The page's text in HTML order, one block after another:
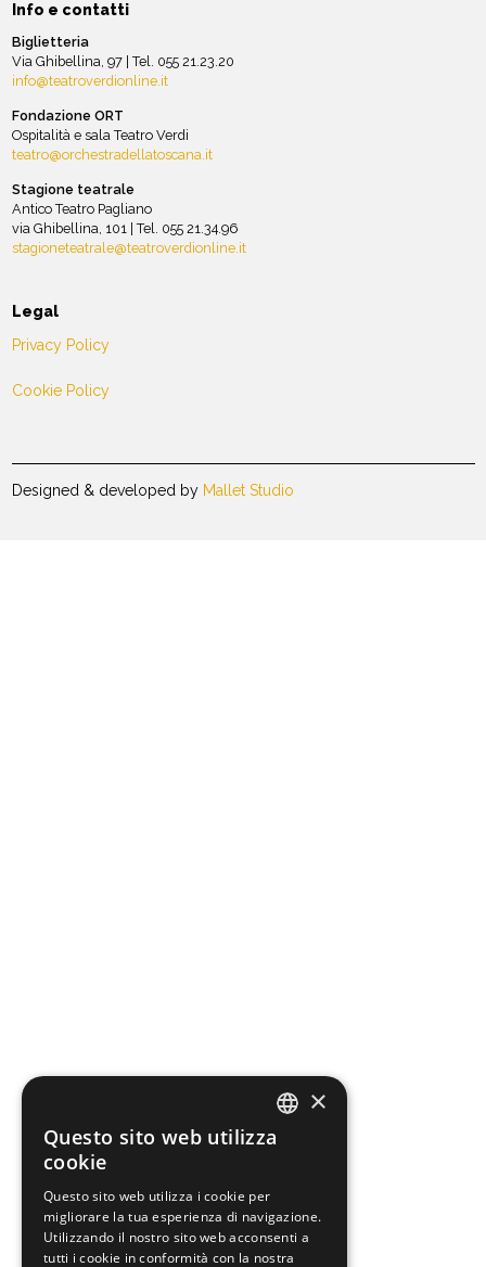
Info e contatti
Biglietteria
Via Ghibellina, 97 | Tel. 055 21.23.20
info@teatroverdionline.it
Fondazione ORT
Ospitalità e sala Teatro Verdi
teatro@orchestradellatoscana.it
Stagione teatrale
Antico Teatro Pagliano
via Ghibellina, 101 | Tel. 055 21.34.96
stagioneteatrale@teatroverdionline.it
Legal
Privacy Policy
Cookie Policy
Designed & developed by Mallet Studio
×
Questo sito web utilizza
cookie
Questo sito web utilizza i cookie per
migliorare la tua esperienza di navigazione.
Utilizzando il nostro sito web acconsenti a
tutti i cookie in conformità con la nostra